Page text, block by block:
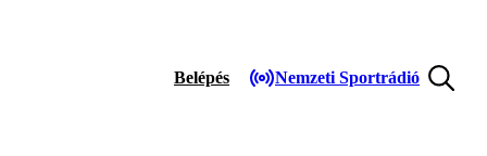
Belépés Nemzeti Sportrádió